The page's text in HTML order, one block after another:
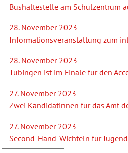
Bushaltestelle am Schulzentrum
28. November 2023
Informationsveranstaltung zum
28. November 2023
Tübingen ist im Finale für den
27. November 2023
Zwei Kandidatinnen für das Amt
27. November 2023
Second-Hand-Wichteln für